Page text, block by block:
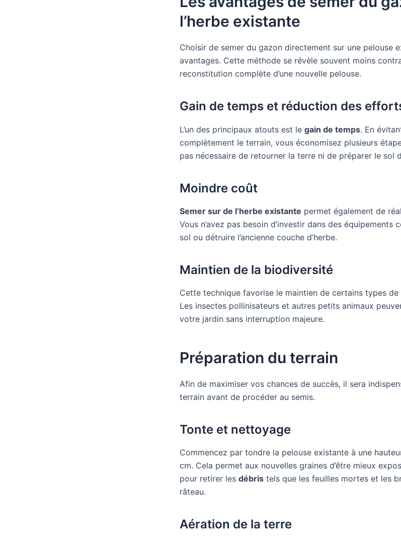
l’herbe existante
Choisir de semer du gazon directement sur une pelouse
avantages. Cette méthode se révèle souvent moins
reconstitution complète d’une nouvelle pelouse.
Gain de temps et réduction des
L’un des principaux atouts est le gain de temps. En
complètement le terrain, vous économisez plusieurs
pas nécessaire de retourner la terre ni de préparer le sol
Moindre coût
Semer sur de l’herbe existante permet également de
Vous n’avez pas besoin d’investir dans des équipements
sol ou détruire l’ancienne couche d’herbe.
Maintien de la biodiversité
Cette technique favorise le maintien de certains types
Les insectes pollinisateurs et autres petits animaux
votre jardin sans interruption majeure.
Préparation du terrain
Afin de maximiser vos chances de succès, il sera
terrain avant de procéder au semis.
Tonte et nettoyage
Commencez par tondre la pelouse existante à une
cm. Cela permet aux nouvelles graines d’être mieux
pour retirer les débris tels que les feuilles mortes et les
râteau.
Aération de la terre